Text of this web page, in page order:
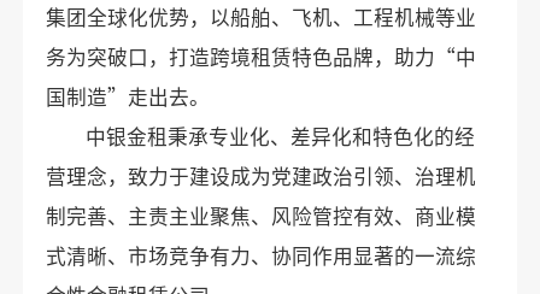
集团全球化优势，以船舶、飞机、工程机械等业
务为突破口，打造跨境租赁特色品牌，助力“中
国制造”走出去。
中银金租秉承专业化、差异化和特色化的经
营理念，致力于建设成为党建政治引领、治理机
制完善、主责主业聚焦、风险管控有效、商业模
式清晰、市场竞争有力、协同作用显著的一流综